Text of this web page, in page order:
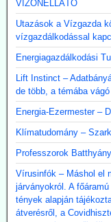
VÍZÖNELLÁTÓ
Utazások a Vízgazda
vízgazdálkodással
Energiagazdálkodási
Lift Instinct –
de több, a témába
Energia-Ezermester –
Klímatudomány –
Professzorok
Vírusinfók – Máshol el
járványokról. A
tények alapján
átverésről, a